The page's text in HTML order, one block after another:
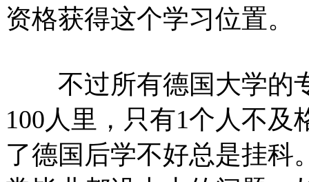
资格获得这个学习位置。
不过所有德国大学的
100人里，只有1个人不
了德国后学不好总是挂科